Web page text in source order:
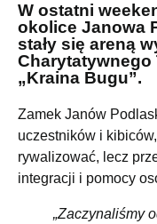
W ostatni
okolice Janowa
stały się areną
Charytatywnego
„Kraina Bugu”.
Zamek Janów
uczestników i
rywalizować, lecz
integracji i pomocy
„Zaczynaliśmy